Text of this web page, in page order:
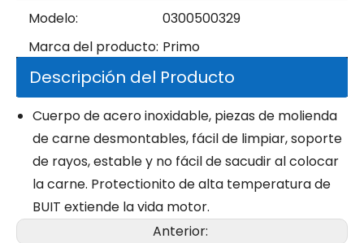
Modelo:
0300500329
Marca del producto: Primo
Descripción del Producto
Cuerpo de acero inoxidable, piezas de molienda
de carne desmontables, fácil de limpiar, soporte
de rayos, estable y no fácil de sacudir al colocar
la carne. Protectionito de alta temperatura de
BUIT extiende la vida motor.
Anterior: